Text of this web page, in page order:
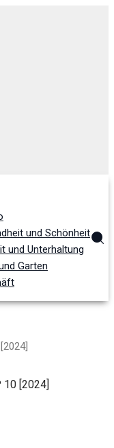
und Schönheit
und Unterhaltung
Garten